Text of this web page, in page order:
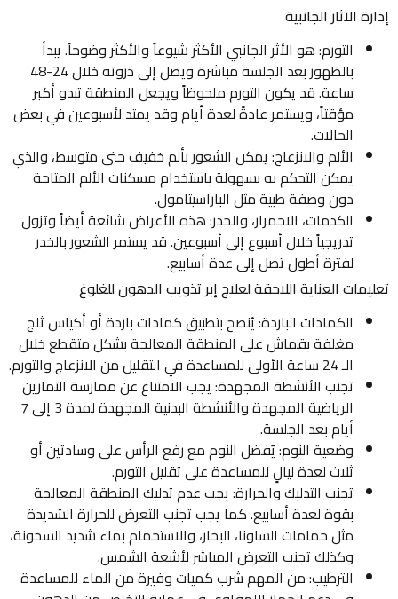
إدارة الآثار الجانبية
التورم: هو الأثر الجانبي الأكثر شيوعاً والأكثر وضوحاً. يبدأ
بالظهور بعد الجلسة مباشرة ويصل إلى ذروته خلال 24-48
ساعة. قد يكون التورم ملحوظاً ويجعل المنطقة تبدو أكبر
مؤقتاً، ويستمر عادةً لعدة أيام وقد يمتد لأسبوعين في بعض
الحالات.
الألم والانزعاج: يمكن الشعور بألم خفيف حتى متوسط، والذي
يمكن التحكم به بسهولة باستخدام مسكنات الألم المتاحة
دون وصفة طبية مثل الباراسيتامول.
الكدمات، الاحمرار، والخدر: هذه الأعراض شائعة أيضاً وتزول
تدريجياً خلال أسبوع إلى أسبوعين. قد يستمر الشعور بالخدر
لفترة أطول تصل إلى عدة أسابيع.
تعليمات العناية اللاحقة لعلاج إبر تذويب الدهون للغلوغ
الكمادات الباردة: يُنصح بتطبيق كمادات باردة أو أكياس ثلج
مغلفة بقماش على المنطقة المعالجة بشكل متقطع خلال
الـ 24 ساعة الأولى للمساعدة في التقليل من الانزعاج والتورم.
تجنب الأنشطة المجهدة: يجب الامتناع عن ممارسة التمارين
الرياضية المجهدة والأنشطة البدنية المجهدة لمدة 3 إلى 7
أيام بعد الجلسة.
وضعية النوم: يُفضل النوم مع رفع الرأس على وسادتين أو
ثلاث لعدة ليالٍ للمساعدة على تقليل التورم.
تجنب التدليك والحرارة: يجب عدم تدليك المنطقة المعالجة
بقوة لعدة أسابيع. كما يجب تجنب التعرض للحرارة الشديدة
مثل حمامات الساونا، البخار، والاستحمام بماء شديد السخونة،
وكذلك تجنب التعرض المباشر لأشعة الشمس.
الترطيب: من المهم شرب كميات وفيرة من الماء للمساعدة